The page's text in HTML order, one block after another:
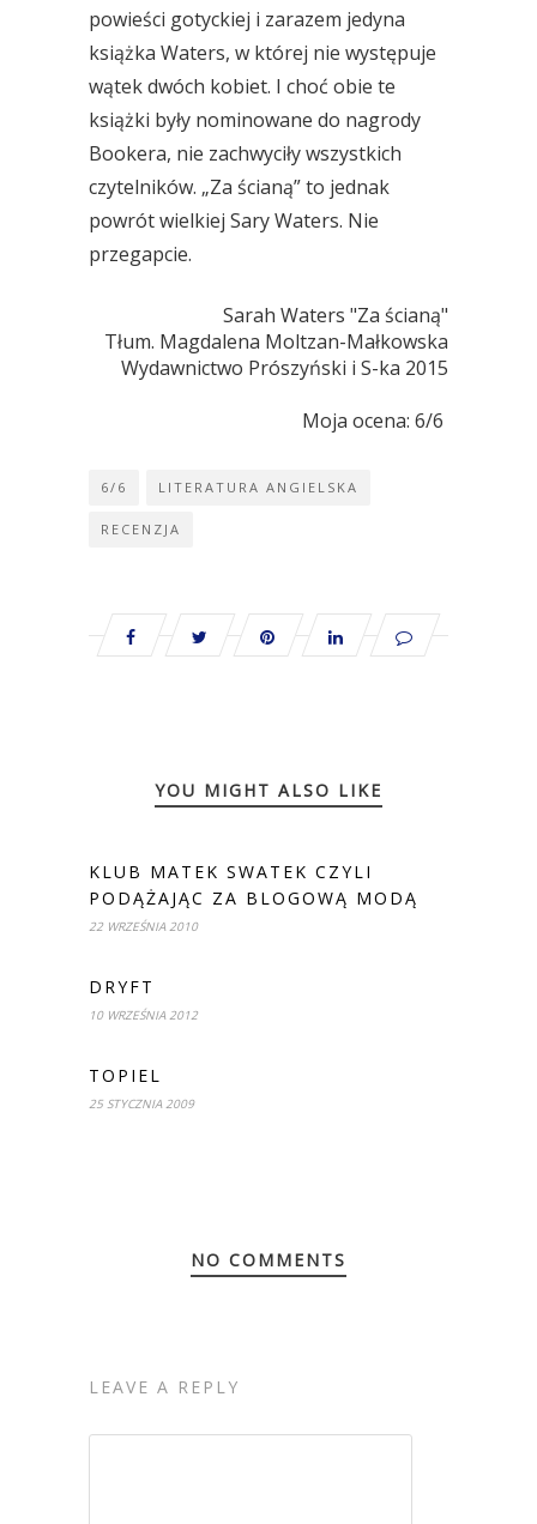
powieści gotyckiej i zarazem jedyna
książka Waters, w której nie występuje
wątek dwóch kobiet. I choć obie te
książki były nominowane do nagrody
Bookera, nie zachwyciły wszystkich
czytelników. „Za ścianą” to jednak
powrót wielkiej Sary Waters. Nie
przegapcie.
Sarah Waters "Za ścianą"
Tłum. Magdalena Moltzan-Małkowska
Wydawnictwo Prószyński i S-ka 2015
Moja ocena: 6/6
6/6 LITERATURA ANGIELSKA
RECENZJA
YOU MIGHT ALSO LIKE
KLUB MATEK SWATEK CZYLI
PODĄŻAJĄC ZA BLOGOWĄ MODĄ
22 WRZEŚNIA 2010
DRYFT
10 WRZEŚNIA 2012
TOPIEL
25 STYCZNIA 2009
NO COMMENTS
LEAVE A REPLY